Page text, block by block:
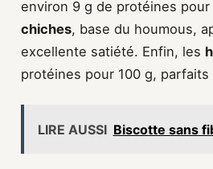
environ 9 g de protéines
chiches, base du houmous,
excellente satiété. Enfin, les
protéines pour 100 g,
LIRE AUSSI Biscotte sans